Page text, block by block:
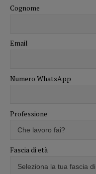
Cognome
Email
Numero WhatsApp
Professione
Fascia di età